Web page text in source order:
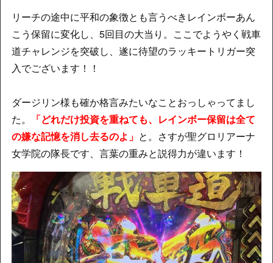
リーチの途中に平和の象徴とも言うべきレインボーあん
こう保留に変化し、5回目の大当り。ここでようやく戦車
道チャレンジを突破し、遂に待望のラッキートリガー突
入でございます！！
ダージリン様も確か格言みたいなことおっしゃってまし
た。
「どれだけ投資を重ねても、レインボー保留は全て
の嫌な記憶を消し去るのよ」 と。さすが聖グロリアーナ
女学院の隊長です、言葉の重みと説得力が違います！